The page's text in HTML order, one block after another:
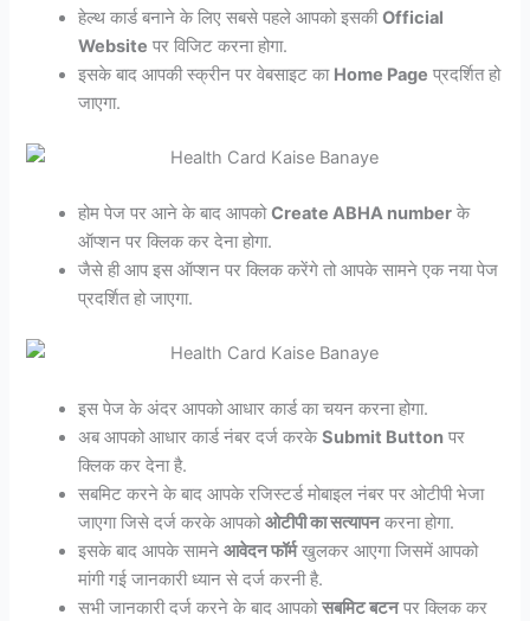
हेल्थ कार्ड बनाने के लिए सबसे पहले आपको इसकीOfficial
Website पर विजिट करना होगा.
इसके बाद आपकी स्क्रीन पर वेबसाइट का Home Page प्रदर्शित हो
जाएगा.
होम पेज पर आने के बाद आपकोCreate ABHA number के
ऑप्शन पर क्लिक कर देना होगा.
जैसे ही आप इस ऑप्शन पर क्लिक करेंगे तो आपके सामने एक नया पेज
प्रदर्शित हो जाएगा.
इस पेज के अंदर आपको आधार कार्ड का चयन करना होगा.
अब आपको आधार कार्ड नंबर दर्ज करकेSubmit Button पर
क्लिक कर देना है.
सबमिट करने के बाद आपके रजिस्टर्ड मोबाइल नंबर पर ओटीपी भेजा
जाएगा जिसे दर्ज करके आपकोओटीपी का सत्यापनकरना होगा.
इसके बाद आपके सामनेआवेदन फॉर्मखुलकर आएगा जिसमें आपको
मांगी गई जानकारी ध्यान से दर्ज करनी है.
सभी जानकारी दर्ज करने के बाद आपकोसबमिट बटनपर क्लिक कर